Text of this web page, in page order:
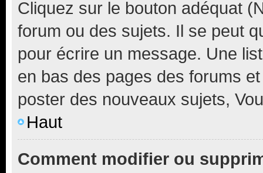
Cliquez sur le bouton adéquat
forum ou des sujets. Il se peut
pour écrire un message. Une
en bas des pages des forums
poster des nouveaux sujets,
Haut
Comment modifier ou